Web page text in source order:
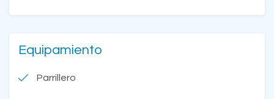
Equipamiento
Parrillero